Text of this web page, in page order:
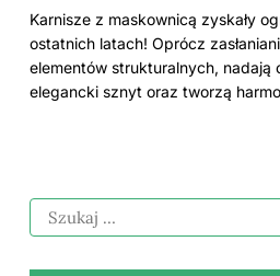
Karnisze z maskownicą zyskały
ostatnich latach! Oprócz
elementów strukturalnych, nadają
elegancki sznyt oraz tworzą